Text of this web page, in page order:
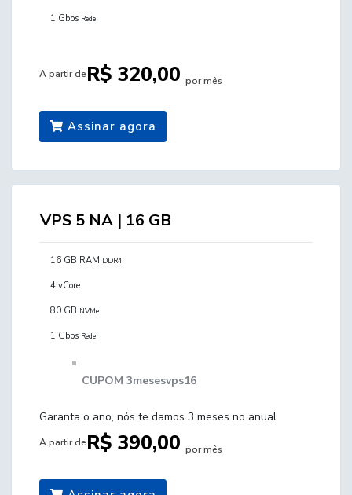
1 Gbps Rede
A partir deR$ 320,00 por mês
Assinar agora
VPS 5 NA | 16 GB
16 GB RAM DDR4
4 vCore
80 GB NVMe
1 Gbps Rede
CUPOM 3mesesvps16
Garanta o ano, nós te damos 3 meses no anual
A partir deR$ 390,00 por mês